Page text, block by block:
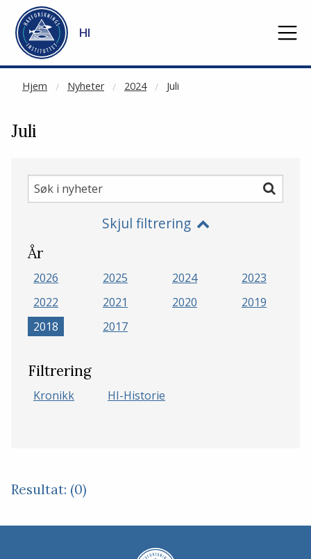
Gå til hovedinnhold
HI
Hjem Nyheter 2024 Juli
NOT CACHED
Juli
Søk
i
Søk
Skjul filtrering
År
2026 2025 2024
2023
2022
2021 2020
2019
2018
2017
Filtrering
Kronikk HI-Historie
Resultat: (0)